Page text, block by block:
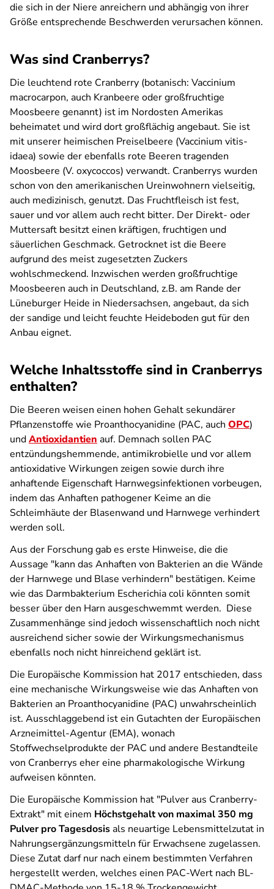
die sich in der Niere anreichern und abhängig von ihrer
Größe entsprechende Beschwerden verursachen können.
Was sind Cranberrys?
Die leuchtend rote Cranberry (botanisch: Vaccinium
macrocarpon, auch Kranbeere oder großfruchtige
Moosbeere genannt) ist im Nordosten Amerikas
beheimatet und wird dort großflächig angebaut. Sie ist
mit unserer heimischen Preiselbeere (Vaccinium vitis-
idaea) sowie der ebenfalls rote Beeren tragenden
Moosbeere (V. oxycoccos) verwandt. Cranberrys wurden
schon von den amerikanischen Ureinwohnern vielseitig,
auch medizinisch, genutzt. Das Fruchtfleisch ist fest,
sauer und vor allem auch recht bitter. Der Direkt- oder
Muttersaft besitzt einen kräftigen, fruchtigen und
säuerlichen Geschmack. Getrocknet ist die Beere
aufgrund des meist zugesetzten Zuckers
wohlschmeckend. Inzwischen werden großfruchtige
Moosbeeren auch in Deutschland, z.B. am Rande der
Lüneburger Heide in Niedersachsen, angebaut, da sich
der sandige und leicht feuchte Heideboden gut für den
Anbau eignet.
Welche Inhaltsstoffe sind in Cranberrys
enthalten?
Die Beeren weisen einen hohen Gehalt sekundärer
Pflanzenstoffe wie Proanthocyanidine (PAC, auch OPC)
undAntioxidantien auf. Demnach sollen PAC
entzündungshemmende, antimikrobielle und vor allem
antioxidative Wirkungen zeigen sowie durch ihre
anhaftende Eigenschaft Harnwegsinfektionen vorbeugen,
indem das Anhaften pathogener Keime an die
Schleimhäute der Blasenwand und Harnwege verhindert
werden soll.
Aus der Forschung gab es erste Hinweise, die die
Aussage "kann das Anhaften von Bakterien an die Wände
der Harnwege und Blase verhindern" bestätigen. Keime
wie das Darmbakterium Escherichia coli könnten somit
besser über den Harn ausgeschwemmt werden. Diese
Zusammenhänge sind jedoch wissenschaftlich noch nicht
ausreichend sicher sowie der Wirkungsmechanismus
ebenfalls noch nicht hinreichend geklärt ist.
Die Europäische Kommission hat 2017 entschieden, dass
eine mechanische Wirkungsweise wie das Anhaften von
Bakterien an Proanthocyanidine (PAC) unwahrscheinlich
ist. Ausschlaggebend ist ein Gutachten der Europäischen
Arzneimittel-Agentur (EMA), wonach
Stoffwechselprodukte der PAC und andere Bestandteile
von Cranberrys eher eine pharmakologische Wirkung
aufweisen könnten.
Die Europäische Kommission hat "Pulver aus Cranberry-
Extrakt" mit einem Höchstgehalt von maximal 350 mg
Pulver pro Tagesdosisals neuartige Lebensmittelzutat in
Nahrungsergänzungsmitteln für Erwachsene zugelassen.
Diese Zutat darf nur nach einem bestimmten Verfahren
hergestellt werden, welches einen PAC-Wert nach BL-